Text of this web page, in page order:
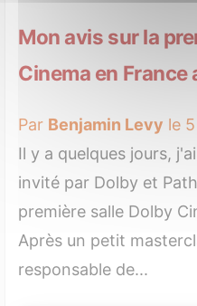
Mon avis sur la
Cinema en France
Par Benjamin Levy le
Il y a quelques jours,
invité par Dolby et
première salle Dolby
Après un petit
responsable de...